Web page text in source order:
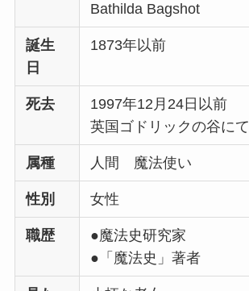
Bathilda Bagshot
誕生
日
1873年以前
死去
1997年12月24日以前
英国ゴドリックの谷にて
属種 人間 魔法使い
性別 女性
職歴
●魔法史研究家
●「魔法史」著者